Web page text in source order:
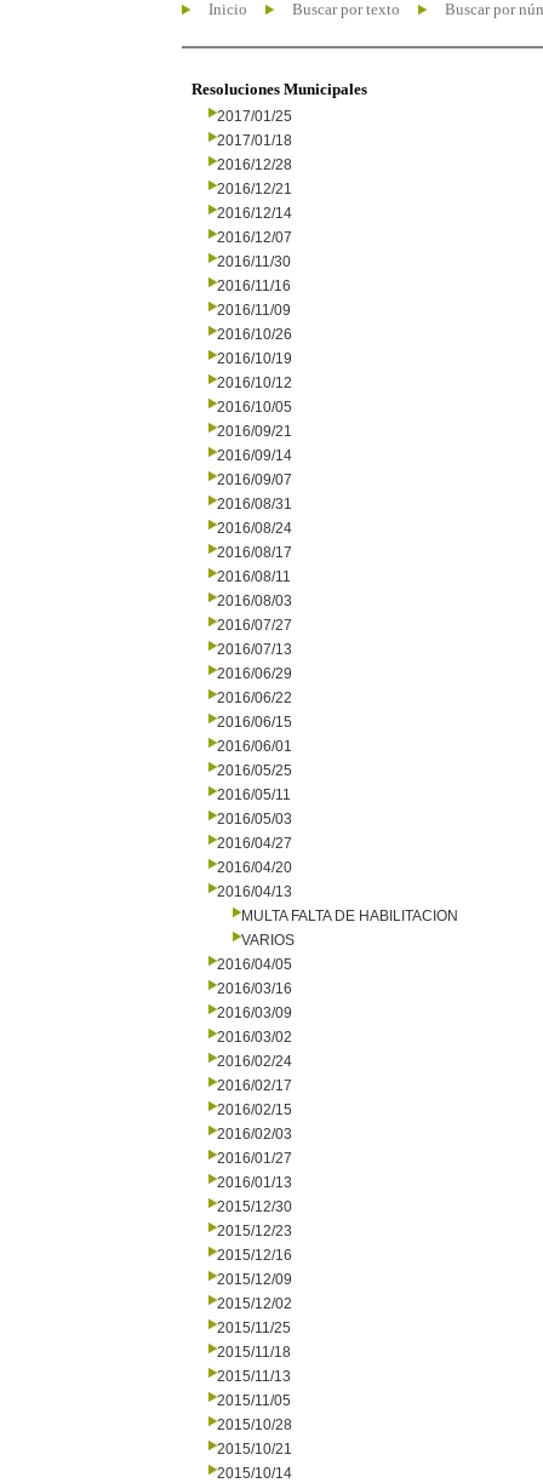
Inicio Buscar por texto Buscar por
Resoluciones Municipales
2017/01/25
2017/01/18
2016/12/28
2016/12/21
2016/12/14
2016/12/07
2016/11/30
2016/11/16
2016/11/09
2016/10/26
2016/10/19
2016/10/12
2016/10/05
2016/09/21
2016/09/14
2016/09/07
2016/08/31
2016/08/24
2016/08/17
2016/08/11
2016/08/03
2016/07/27
2016/07/13
2016/06/29
2016/06/22
2016/06/15
2016/06/01
2016/05/25
2016/05/11
2016/05/03
2016/04/27
2016/04/20
2016/04/13
MULTA FALTA DE HABILITACION
VARIOS
2016/04/05
2016/03/16
2016/03/09
2016/03/02
2016/02/24
2016/02/17
2016/02/15
2016/02/03
2016/01/27
2016/01/13
2015/12/30
2015/12/23
2015/12/16
2015/12/09
2015/12/02
2015/11/25
2015/11/18
2015/11/13
2015/11/05
2015/10/28
2015/10/21
2015/10/14